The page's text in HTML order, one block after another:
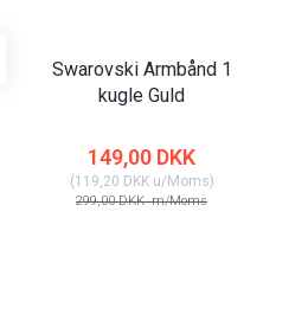
Swarovski Armbånd 1
kugle Guld
149,00 DKK
(119,20 DKKu/Moms)
299,00 DKKm/Moms